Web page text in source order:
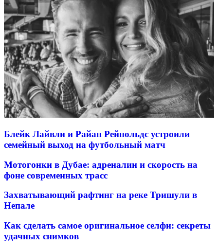
Блейк Лайвли и Райан Рейнольдс устроили
семейный выход на футбольный матч
Мотогонки в Дубае: адреналин и скорость на
фоне современных трасс
Захватывающий рафтинг на реке Тришули в
Непале
Как сделать самое оригинальное селфи: секреты
удачных снимков